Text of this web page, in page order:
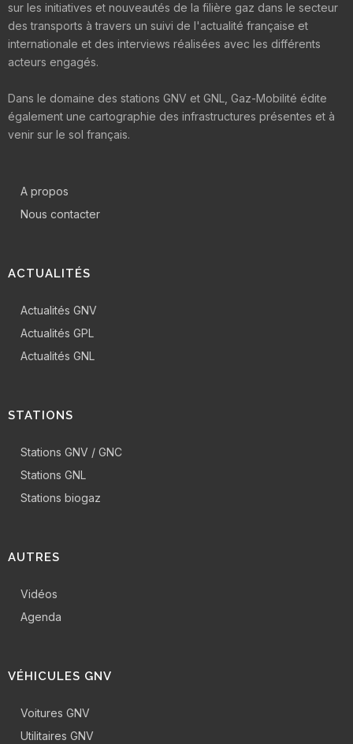
sur les initiatives et nouveautés de la filière gaz dans le secteur
des transports à travers un suivi de l'actualité française et
internationale et des interviews réalisées avec les différents
acteurs engagés.
Dans le domaine des stations GNV et GNL, Gaz-Mobilité édite
également une cartographie des infrastructures présentes et à
venir sur le sol français.
A propos
Nous contacter
ACTUALITÉS
Actualités GNV
Actualités GPL
Actualités GNL
STATIONS
Stations GNV / GNC
Stations GNL
Stations biogaz
AUTRES
Vidéos
Agenda
VÉHICULES GNV
Voitures GNV
Utilitaires GNV